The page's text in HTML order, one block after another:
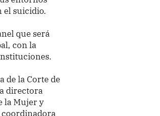
el suicidio.
que será
con la
de la Corte de
directora
la Mujer y
coordinadora